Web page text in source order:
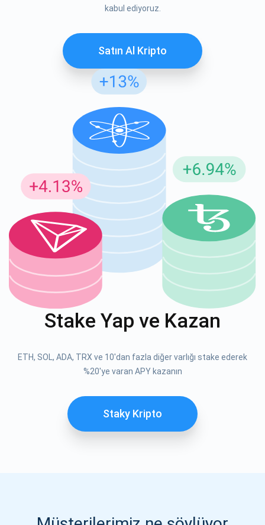
kabul ediyoruz.
Satın Al Kripto
Stake Yap ve Kazan
ETH, SOL, ADA, TRX ve 10'dan fazla diğer varlığı stake ederek
%20'ye varan APY kazanın
Staky Kripto
Atomic
1000.000
ABONE OL
support@atomicwallet.io
YouTube'umuza göz atın
Güncellemeler için Abone Ol
En son proje güncellemelerini ve kripto kılavuzlarını ilk alan
siz olun
ABONE OL